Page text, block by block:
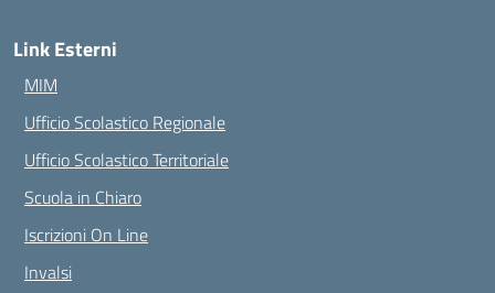
Link Esterni
MIM
Ufficio Scolastico Regionale
Ufficio Scolastico Territoriale
Scuola in Chiaro
Iscrizioni On Line
Invalsi